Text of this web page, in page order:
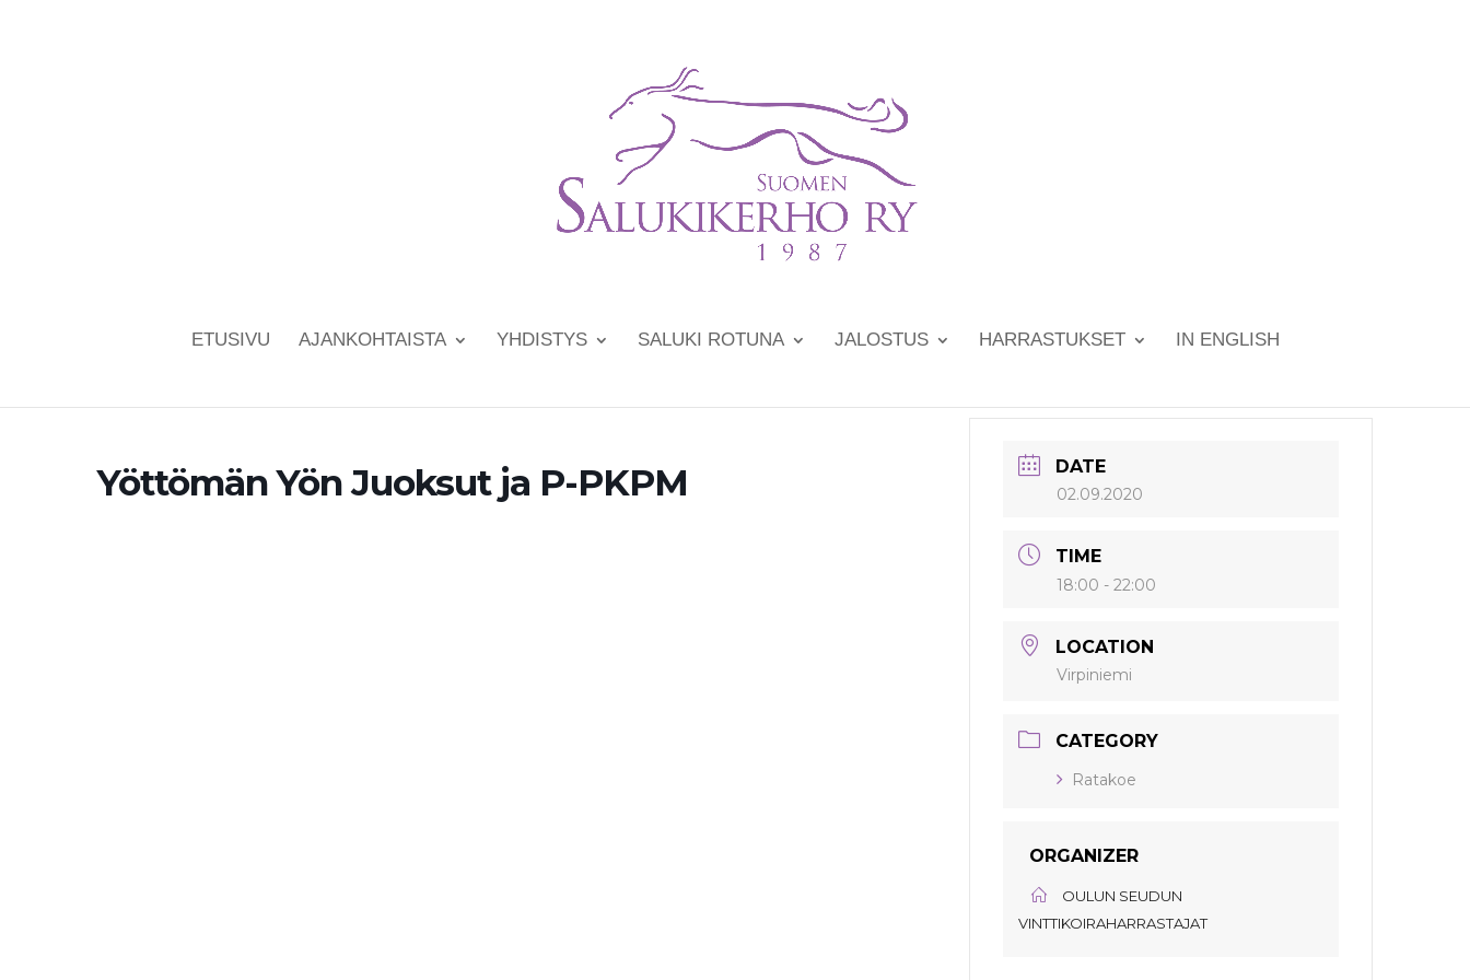
ETUSIVU AJANKOHTAISTA YHDISTYS SALUKI ROTUNA JALOSTUS HARRASTUKSET IN ENGLISH
Yöttömän Yön Juoksut ja P-PKPM DATE
02.09.2020
TIME
18:00 - 22:00
LOCATION
Virpiniemi
CATEGORY
Ratakoe
ORGANIZER
OULUN SEUDUN
VINTTIKOIRAHARRASTAJAT